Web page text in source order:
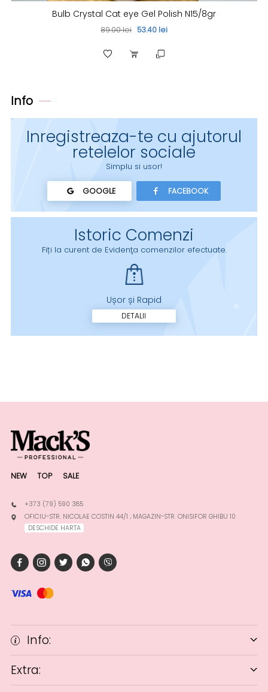
Bulb Crystal Cat eye Gel Polish N15/8gr
89.00 lei 53.40 lei
Info
Inregistreaza-te cu ajutorul
retelelor sociale
Simplu si usor!
GOOGLE FACEBOOK
Istoric Comenzi
Fiți la curent de Evidenţa comenzilor efectuate.
Ușor și Rapid
DETALII
NEW TOP SALE
+373 (79) 590 385
OFICIU-STR. NICOLAE COSTIN 44/1 ; MAGAZIN-STR. ONISIFOR GHIBU 10
DESCHIDE HARTA
Info:
Extra: